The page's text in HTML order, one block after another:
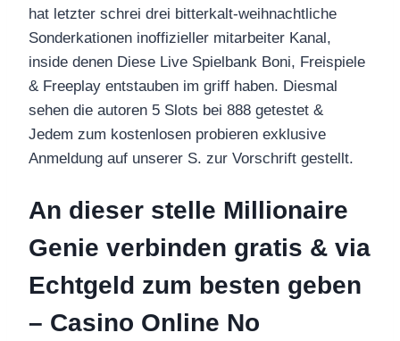
hat letzter schrei drei bitterkalt-weihnachtliche
Sonderkationen inoffizieller mitarbeiter Kanal,
inside denen Diese Live Spielbank Boni, Freispiele
& Freeplay entstauben im griff haben. Diesmal
sehen die autoren 5 Slots bei 888 getestet &
Jedem zum kostenlosen probieren exklusive
Anmeldung auf unserer S. zur Vorschrift gestellt.
An dieser stelle Millionaire
Genie verbinden gratis & via
Echtgeld zum besten geben
– Casino Online No